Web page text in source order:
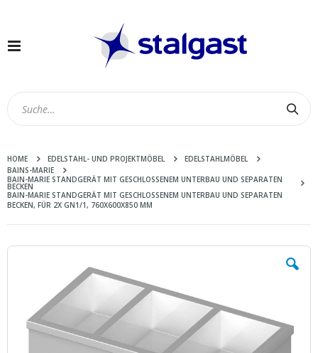
Navigation
HOME EDELSTAHL- UND PROJEKTMÖBEL
EDELSTAHLMÖBEL
BAINS-MARIE
BAIN-MARIE STANDGERÄT MIT GESCHLOSSENEM UNTERBAU UND SEPARATEN
BECKEN
BAIN-MARIE STANDGERÄT MIT GESCHLOSSENEM UNTERBAU UND SEPARATEN
BECKEN, FÜR 2X GN1/1, 760X600X850 MM
Zum
Bildergalerie
springen